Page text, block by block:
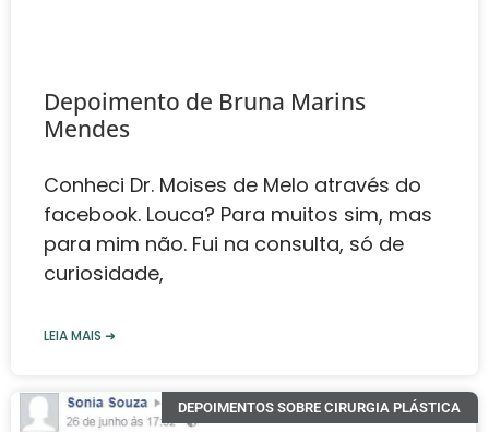
Depoimento de Bruna Marins
Mendes‎
Conheci Dr. Moises de Melo através do
facebook. Louca? Para muitos sim, mas
para mim não. Fui na consulta, só de
curiosidade,
LEIA MAIS ➜
DEPOIMENTOS SOBRE CIRURGIA PLÁSTICA